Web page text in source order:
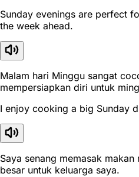
Sunday evenings are perfect
the week ahead.
Malam hari Minggu sangat
mempersiapkan diri untuk
I enjoy cooking a big Sunday
Saya senang memasak
besar untuk keluarga saya.